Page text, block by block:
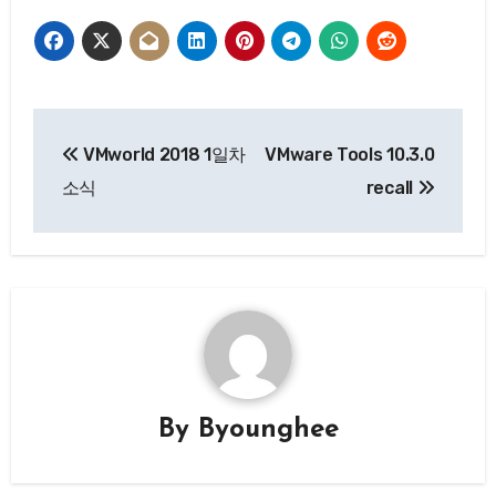
VMworld 2018 1일차
소식
VMware Tools 10.3.0
recall
By Byounghee